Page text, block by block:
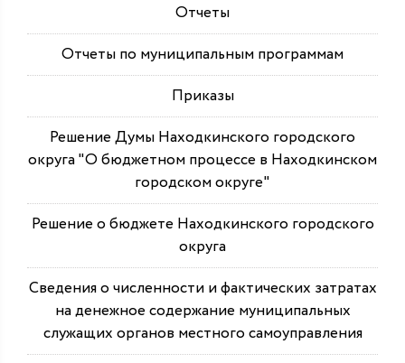
Отчеты
Отчеты по муниципальным программам
Приказы
Решение Думы Находкинского городского
округа "О бюджетном процессе в Находкинском
городском округе"
Решение о бюджете Находкинского городского
округа
Сведения о численности и фактических затратах
на денежное содержание муниципальных
служащих органов местного самоуправления